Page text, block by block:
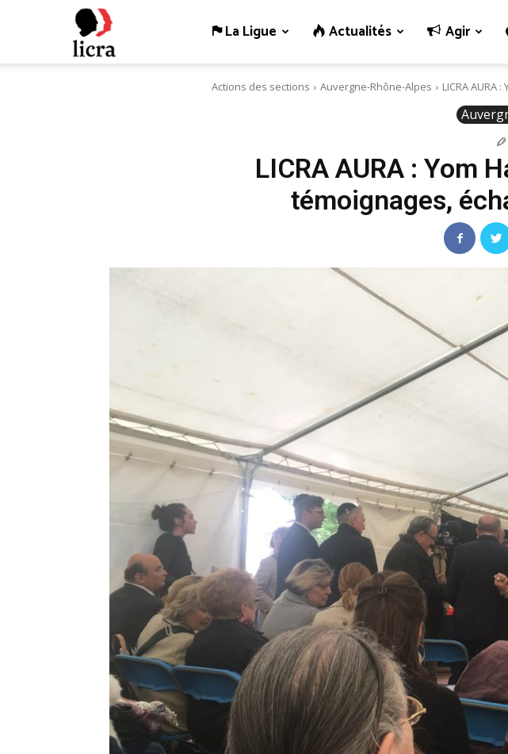
La Ligue Actualités Agir
Actions des sections Auvergne-Rhône-Alpes LICRA
LICRA AURA : Yom
témoignages,